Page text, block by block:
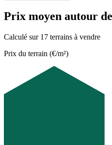
Prix moyen autour
Calculé sur 17 terrains à vendre
Prix du terrain (€/m²)